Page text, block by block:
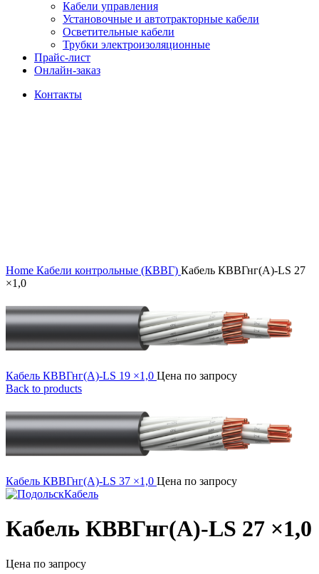
Кабели управления
Установочные и автотракторные кабели
Осветительные кабели
Трубки электроизоляционные
Прайс-лист
Онлайн-заказ
Контакты
Home Кабели контрольные (КВВГ) Кабель КВВГнг(А)-LS 27
×1,0
Кабель КВВГнг(А)-LS 19 ×1,0 Цена по запросу
Back to products
Кабель КВВГнг(А)-LS 37 ×1,0 Цена по запросу
Кабель КВВГнг(А)-LS 27 ×1,0
Цена по запросу